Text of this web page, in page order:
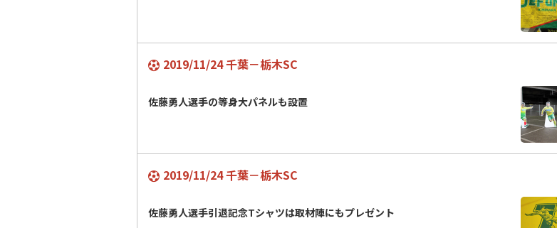
2019/11/24 千葉－栃木SC
佐藤勇人選手の等身大パネルも設置
2019/11/24 千葉－栃木SC
佐藤勇人選手引退記念Tシャツは取材陣にもプレゼント